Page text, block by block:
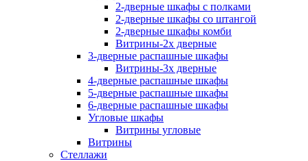
2-дверные шкафы с полками
2-дверные шкафы со штангой
2-дверные шкафы комби
Витрины-2х дверные
3-дверные распашные шкафы
Витрины-3х дверные
4-дверные распашные шкафы
5-дверные распашные шкафы
6-дверные распашные шкафы
Угловые шкафы
Витрины угловые
Витрины
Стеллажи